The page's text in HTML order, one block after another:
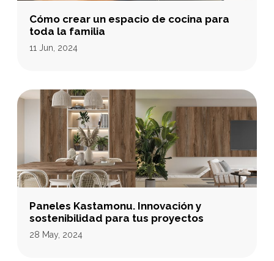
Cómo crear un espacio de cocina para
toda la familia
11 Jun, 2024
Paneles Kastamonu. Innovación y
sostenibilidad para tus proyectos
28 May, 2024